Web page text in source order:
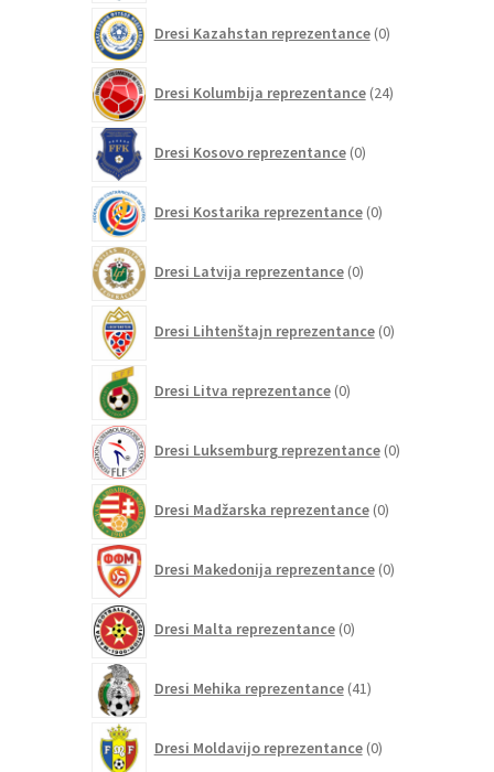
Dresi Kazahstan reprezentance 0izdelkov
Dresi Kolumbija reprezentance 24izdelkov
Dresi Kosovo reprezentance 0izdelkov
Dresi Kostarika reprezentance 0izdelkov
Dresi Latvija reprezentance 0izdelkov
Dresi Lihtenštajn reprezentance 0izdelkov
Dresi Litva reprezentance 0izdelkov
Dresi Luksemburg reprezentance 0izdelkov
Dresi Madžarska reprezentance 0izdelkov
Dresi Makedonija reprezentance 0izdelkov
Dresi Malta reprezentance 0izdelkov
Dresi Mehika reprezentance 41izdelkov
Dresi Moldavijo reprezentance 0izdelkov